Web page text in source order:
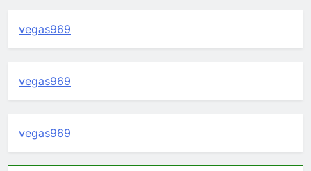
vegas969
vegas969
vegas969